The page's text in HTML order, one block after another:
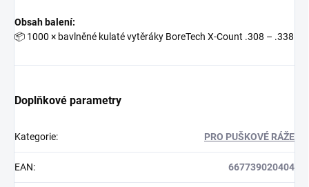
Obsah balení:
📦 1000 × bavlněné kulaté vytěráky BoreTech X-Count .308 – .338
Doplňkové parametry
Kategorie: PRO PUŠKOVÉ RÁŽE
EAN: 667739020404